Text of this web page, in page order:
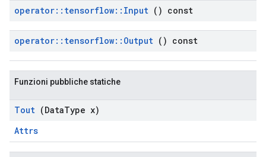
operator:: tensorflow:: Input () const
operator:: tensorflow:: Output () const
Funzioni pubbliche statiche
Tout (DataType x)
Attrs